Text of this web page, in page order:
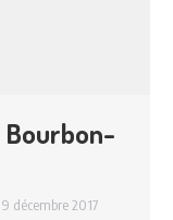
Bourbon-
décembre 2017